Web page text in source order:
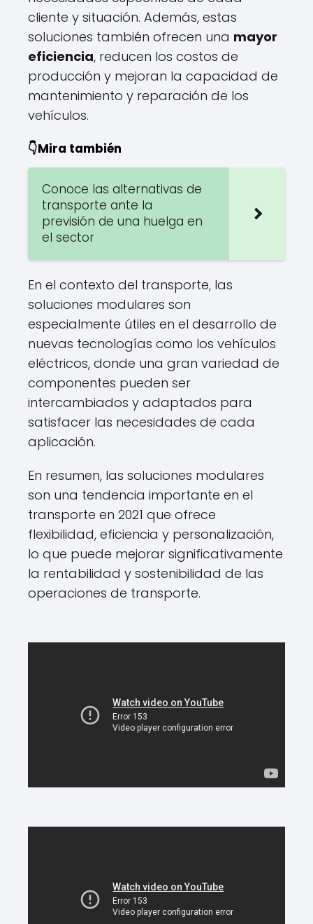
cliente y situación. Además, estas
soluciones también ofrecen una mayor
eficiencia, reducen los costos de
producción y mejoran la capacidad de
mantenimiento y reparación de los
vehículos.
👇Mira también
Conoce las alternativas de
transporte ante la
previsión de una huelga en
el sector
En el contexto del transporte, las
soluciones modulares son
especialmente útiles en el desarrollo de
nuevas tecnologías como los vehículos
eléctricos, donde una gran variedad de
componentes pueden ser
intercambiados y adaptados para
satisfacer las necesidades de cada
aplicación.
En resumen, las soluciones modulares
son una tendencia importante en el
transporte en 2021 que ofrece
flexibilidad, eficiencia y personalización,
lo que puede mejorar significativamente
la rentabilidad y sostenibilidad de las
operaciones de transporte.